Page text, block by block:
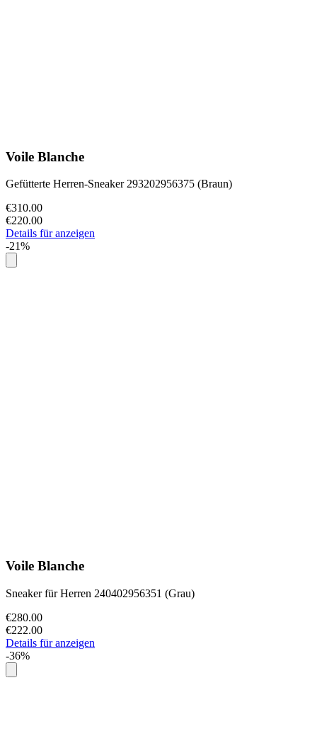
Voile Blanche
Gefütterte Herren-Sneaker 293202956375 (Braun)
€310.00
€220.00
Details für anzeigen
-21%
Voile Blanche
Sneaker für Herren 240402956351 (Grau)
€280.00
€222.00
Details für anzeigen
-36%